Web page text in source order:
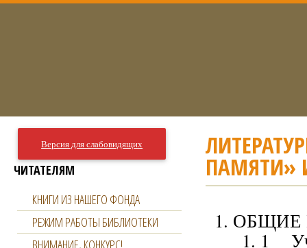
ПАМЯТИ»
ОБЩИЕ
1
Версия для слабовидящих
ЧИТАТЕЛЯМ
КНИГИ ИЗ НАШЕГО ФОНДА
РЕЖИМ РАБОТЫ БИБЛИОТЕКИ
ВНИМАНИЕ, КОНКУРС!